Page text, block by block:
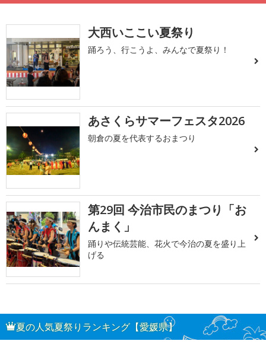
大西いここい夏祭り
踊ろう、行こうよ、みんなで夏祭り！
あさくらサマーフェスタ2026
朝倉の夏を代表するおまつり
第29回 今治市民のまつり「お
んまく」
踊りや伝統芸能、花火で今治の夏を盛り上
げる
夏の人気夏祭りランキング【愛媛県】